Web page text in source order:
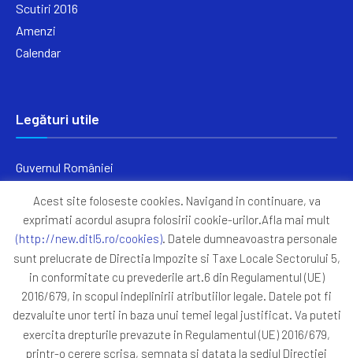
Scutiri 2016
Amenzi
Calendar
Legături utile
Guvernul României
Primăria Sectorul 5
ANAF
Protocoale
GDPR
Harta Site
Acest site foloseste cookies. Navigand in continuare, va
exprimati acordul asupra folosirii cookie-urilor.Afla mai mult
(http://new.ditl5.ro/cookies). Datele dumneavoastra personale
sunt prelucrate de Directia Impozite si Taxe Locale Sectorului 5,
in conformitate cu prevederile art.6 din Regulamentul (UE)
2016/679, in scopul indeplinirii atributiilor legale. Datele pot fi
dezvaluite unor terti in baza unui temei legal justificat. Va puteti
exercita drepturile prevazute in Regulamentul (UE) 2016/679,
printr-o cerere scrisa, semnata si datata la sediul Directiei